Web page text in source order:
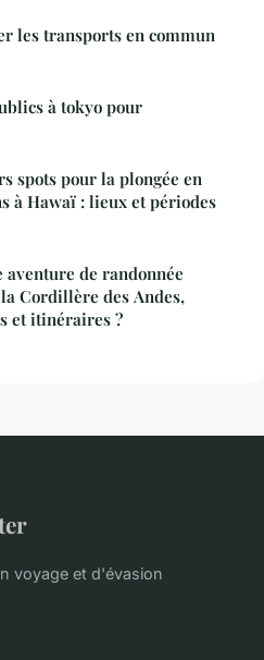
les transports en commun
à tokyo pour
spots pour la plongée en
à Hawaï : lieux et périodes
de randonnée
Cordillère des Andes,
et itinéraires ?
voyage et d'évasion